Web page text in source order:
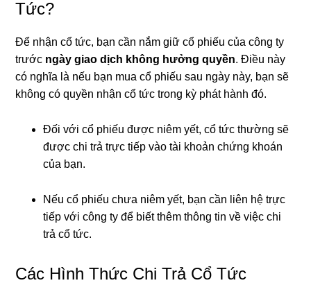
Tức?
Để nhận cổ tức, bạn cần nắm giữ cổ phiếu của công ty
trước ngày giao dịch không hưởng quyền. Điều này
có nghĩa là nếu bạn mua cổ phiếu sau ngày này, bạn sẽ
không có quyền nhận cổ tức trong kỳ phát hành đó.
Đối với cổ phiếu được niêm yết, cổ tức thường sẽ
được chi trả trực tiếp vào tài khoản chứng khoán
của bạn.
Nếu cổ phiếu chưa niêm yết, bạn cần liên hệ trực
tiếp với công ty để biết thêm thông tin về việc chi
trả cổ tức.
Các Hình Thức Chi Trả Cổ Tức